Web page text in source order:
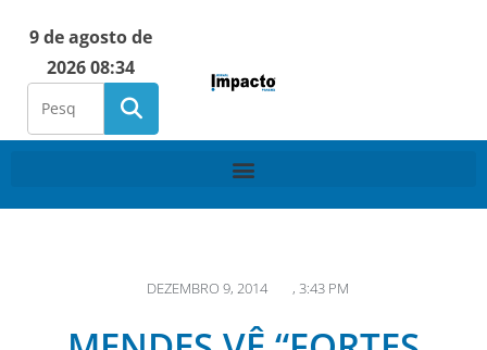
9 de agosto de
2026 08:34
DEZEMBRO 9, 2014 , 3:43 PM